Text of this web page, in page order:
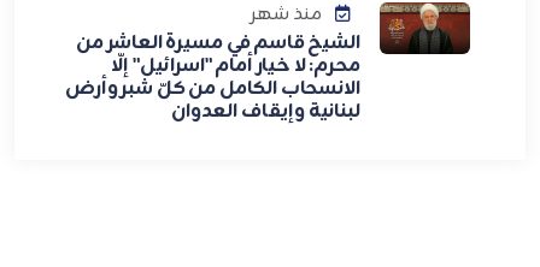
منذ شهر
الشيخ قاسم في مسيرة العاشر من
محرم: لا خيار أمام "اسرائيل" إلّا
الانسحاب الكامل من كلّ شبر وأرض
لبنانية وإيقاف العدوان